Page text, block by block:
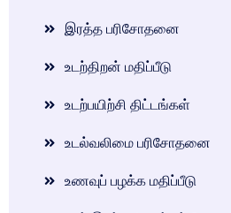
இரத்த பரிசோதனை
உடற்திறன் மதிப்பீடு
உடற்பயிற்சி திட்டங்கள்
உடல்வலிமை பரிசோதனை
உணவுப் பழக்க மதிப்பீடு